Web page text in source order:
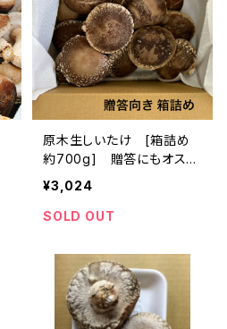
原木生しいたけ [箱詰め
約700g] 贈答にもオスス
メ
¥3,024
SOLD OUT